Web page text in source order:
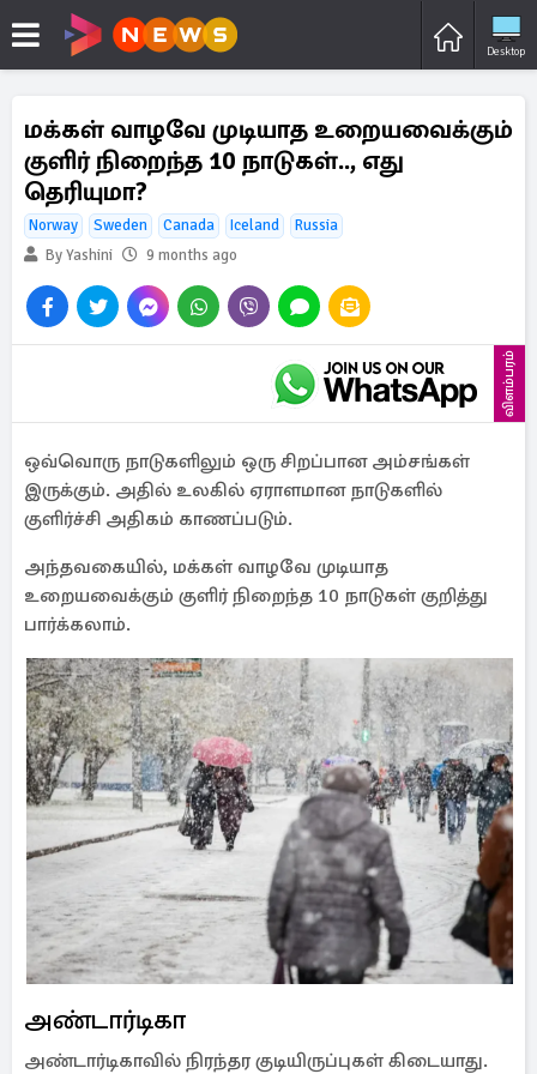
Desktop
மக்கள் வாழவே முடியாத உறையவைக்கும்
குளிர் நிறைந்த 10 நாடுகள்.., எது
தெரியுமா?
Norway Sweden Canada Iceland
Russia
By Yashini
9 months ago
விளம்பரம்
ஒவ்வொரு நாடுகளிலும் ஒரு சிறப்பான அம்சங்கள்
இருக்கும். அதில் உலகில் ஏராளமான நாடுகளில்
குளிர்ச்சி அதிகம் காணப்படும்.
அந்தவகையில், மக்கள் வாழவே முடியாத
உறையவைக்கும் குளிர் நிறைந்த 10 நாடுகள் குறித்து
பார்க்கலாம்.
அண்டார்டிகா
அண்டார்டிகாவில் நிரந்தர குடியிருப்புகள் கிடையாது.